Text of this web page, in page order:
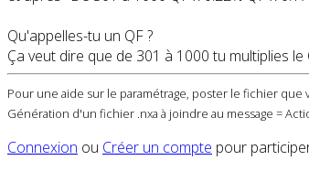
Qu'appelles-tu un QF ?
Ça veut dire que de 301 à 1000 tu multiplies le
Pour une aide sur le paramétrage, poster le fichier
Génération d'un fichier .nxa à joindre au message =
Connexion ou Créer un compte pour